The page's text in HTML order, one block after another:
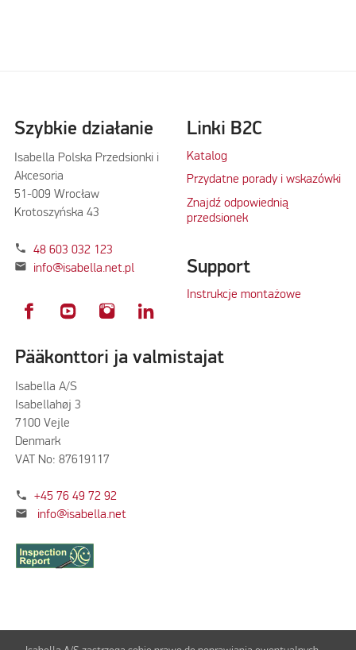
Szybkie działanie
Isabella Polska Przedsionki i
Akcesoria
51-009 Wrocław
Krotoszyńska 43
phone48 603 032 123
mail info@isabella.net.pl
Linki B2C
Katalog
Przydatne porady i wskazówki
Znajdź odpowiednią
przedsionek
Support
Instrukcje montażowe
Pääkonttori ja valmistajat
Isabella A/S
Isabellahøj 3
7100 Vejle
Denmark
VAT No: 87619117
phone +45 76 49 72 92
mail info@isabella.net